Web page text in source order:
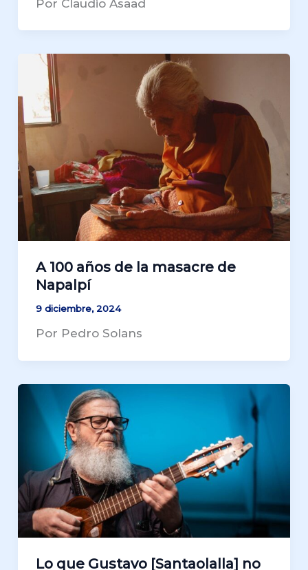
Por Claudio Asaad
A 100 años de la masacre de
Napalpí
9 diciembre, 2024
Por Pedro Solans
Lo que Gustavo [Santaolalla] no